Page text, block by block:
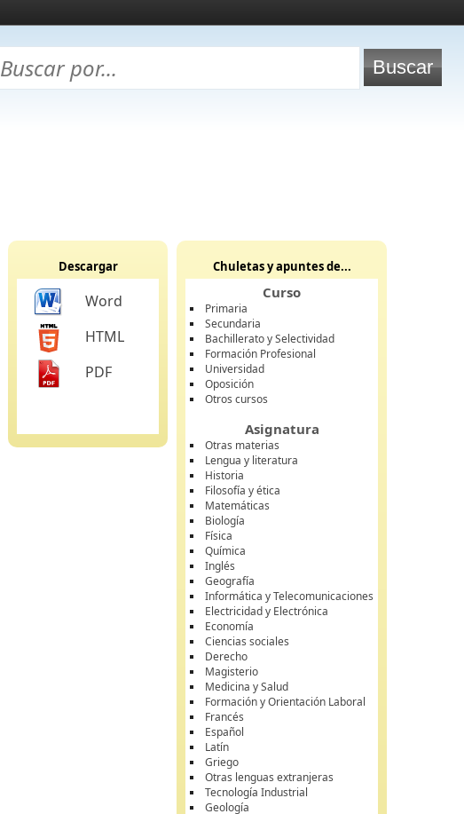
Descargar
Word
HTML
PDF
Chuletas y apuntes de...
Curso
Primaria
Secundaria
Bachillerato y Selectividad
Formación Profesional
Universidad
Oposición
Otros cursos
Asignatura
Otras materias
Lengua y literatura
Historia
Filosofía y ética
Matemáticas
Biología
Física
Química
Inglés
Geografía
Informática y Telecomunicaciones
Electricidad y Electrónica
Economía
Ciencias sociales
Derecho
Magisterio
Medicina y Salud
Formación y Orientación Laboral
Francés
Español
Latín
Griego
Otras lenguas extranjeras
Tecnología Industrial
Geología